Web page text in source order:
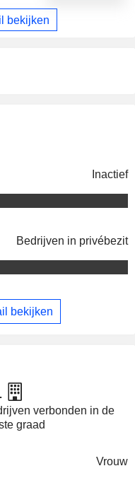
bekijken
Inactief
Bedrijven in privébezit
bekijken
verbonden in de
graad
Vrouw